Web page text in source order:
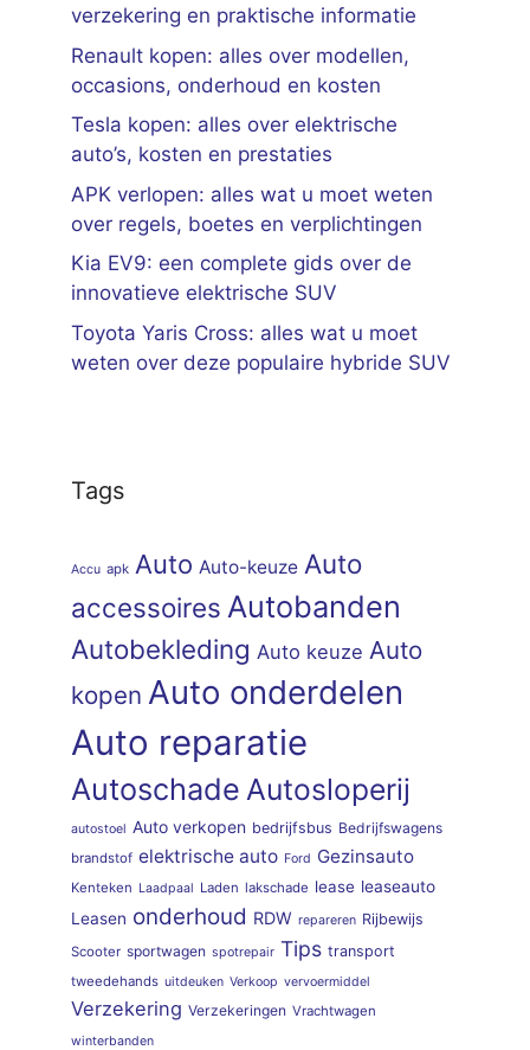
verzekering en praktische informatie
Renault kopen: alles over modellen,
occasions, onderhoud en kosten
Tesla kopen: alles over elektrische
auto’s, kosten en prestaties
APK verlopen: alles wat u moet weten
over regels, boetes en verplichtingen
Kia EV9: een complete gids over de
innovatieve elektrische SUV
Toyota Yaris Cross: alles wat u moet
weten over deze populaire hybride SUV
Tags
Accu apk Auto Auto-keuze Auto
accessoires Autobanden
Autobekleding Auto keuze Auto
kopen Auto onderdelen
Auto reparatie
Autoschade Autosloperij
autostoel Auto verkopen bedrijfsbus Bedrijfswagens
brandstof elektrische auto Ford Gezinsauto
Kenteken Laadpaal Laden lakschade lease leaseauto
Leasen onderhoud RDW repareren Rijbewijs
Scooter sportwagen spotrepair Tips transport
tweedehands uitdeuken Verkoop vervoermiddel
Verzekering Verzekeringen Vrachtwagen
winterbanden